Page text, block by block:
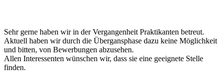
Sehr gerne haben wir in der Vergangenheit Praktikanten betreut.
Aktuell haben wir durch die Übergansphase dazu keine Möglichkeit
und bitten, von Bewerbungen abzusehen.
Allen Interessenten wünschen wir, dass sie eine geeignete Stelle
finden.